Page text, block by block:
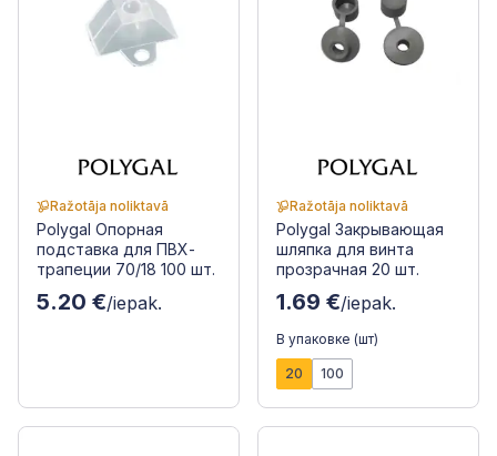
Ražotāja noliktavā
Polygal Опорная
подставка для ПВХ-
трапеции 70/18 100 шт.
5.20 €/iepak.
Ražotāja noliktavā
Polygal Закрывающая
шляпка для винта
прозрачная 20 шт.
1.69 €/iepak.
В упаковке (шт)
20 100